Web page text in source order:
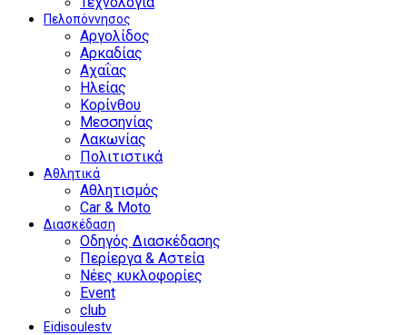
Πελοπόννησος
Αργολίδος
Αρκαδίας
Αχαΐας
Ηλείας
Κορίνθου
Μεσσηνίας
Λακωνίας
Πολιτιστικά
Αθλητικά
Αθλητισμός
Car & Moto
Διασκέδαση
Οδηγός Διασκέδασης
Περίεργα & Αστεία
Νέες κυκλοφορίες
Event
club
Eidisoulestv